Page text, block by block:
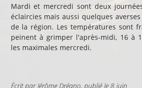
Mardi et mercredi sont deux
éclaircies mais aussi quelques
de la région. Les températures sont
peinent à grimper l'après-midi, 16 à
les maximales mercredi.
Écrit parJérôme Dréano, publiéle 8 juin